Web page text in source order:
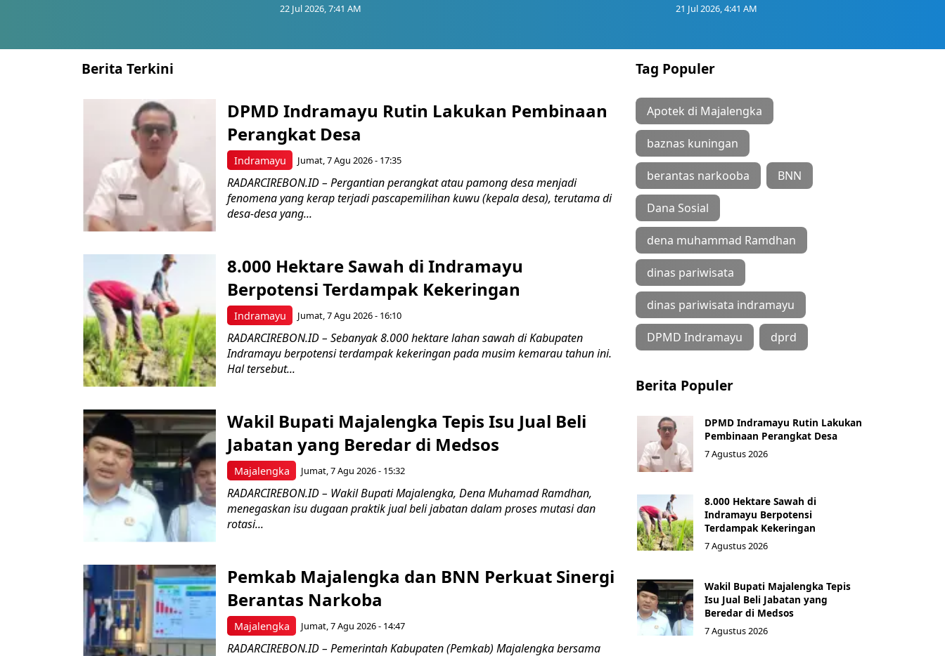
22 Jul 2026, 7:41 AM 21 Jul 2026, 4:41 AM
Berita Terkini
Indramayu
DPMD Indramayu Rutin Lakukan Pembinaan
Perangkat Desa
Jumat, 7 Agu 2026 - 17:35
RADARCIREBON.ID – Pergantian perangkat atau pamong desa menjadi
fenomena yang kerap terjadi pascapemilihan kuwu (kepala desa), terutama di
desa-desa yang...
Indramayu
8.000 Hektare Sawah di Indramayu
Berpotensi Terdampak Kekeringan
Jumat, 7 Agu 2026 - 16:10
RADARCIREBON.ID – Sebanyak 8.000 hektare lahan sawah di Kabupaten
Indramayu berpotensi terdampak kekeringan pada musim kemarau tahun ini.
Hal tersebut...
Majalengka
Wakil Bupati Majalengka Tepis Isu Jual Beli
Jabatan yang Beredar di Medsos
Jumat, 7 Agu 2026 - 15:32
RADARCIREBON.ID – Wakil Bupati Majalengka, Dena Muhamad Ramdhan,
menegaskan isu dugaan praktik jual beli jabatan dalam proses mutasi dan
rotasi...
Majalengka
Pemkab Majalengka dan BNN Perkuat Sinergi
Berantas Narkoba
Jumat, 7 Agu 2026 - 14:47
RADARCIREBON.ID – Pemerintah Kabupaten (Pemkab) Majalengka bersama
Tag Populer
Apotek di Majalengka
baznas kuningan
berantas narkooba BNN
Dana Sosial
dena muhammad Ramdhan
dinas pariwisata
dinas pariwisata indramayu
DPMD Indramayu dprd
Berita Populer
DPMD Indramayu Rutin Lakukan
Pembinaan Perangkat Desa
7 Agustus 2026
8.000 Hektare Sawah di
Indramayu Berpotensi
Terdampak Kekeringan
7 Agustus 2026
Wakil Bupati Majalengka Tepis
Isu Jual Beli Jabatan yang
Beredar di Medsos
7 Agustus 2026